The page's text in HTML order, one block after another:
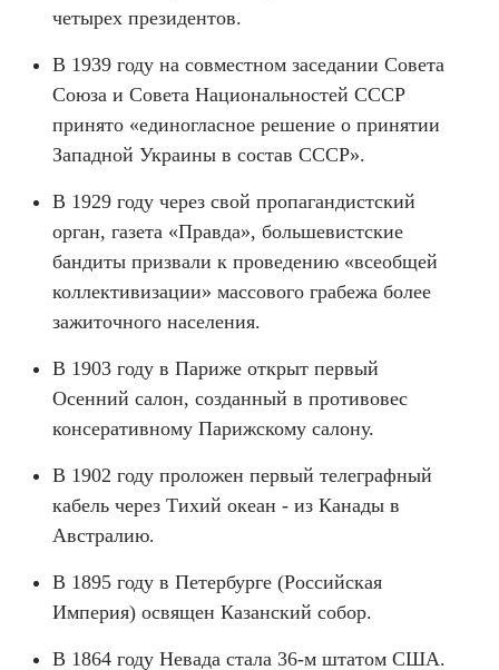
четырех президентов.
В 1939 году на совместном заседании Совета
Союза и Совета Национальностей СССР
принято «единогласное решение о принятии
Западной Украины в состав СССР».
В 1929 году через свой пропагандистский
орган, газета «Правда», большевистские
бандиты призвали к проведению «всеобщей
коллективизации» массового грабежа более
зажиточного населения.
В 1903 году в Париже открыт первый
Осенний салон, созданный в противовес
консеративному Парижскому салону.
В 1902 году проложен первый телеграфный
кабель через Тихий океан - из Канады в
Австралию.
В 1895 году в Петербурге (Российская
Империя) освящен Казанский собор.
В 1864 году Невада стала 36-м штатом США.